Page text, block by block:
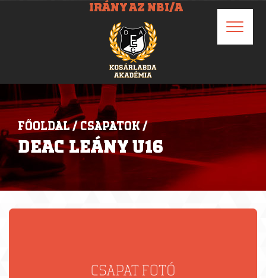
IRÁNY AZ NBI/A
FŐOLDAL / CSAPATOK /
DEAC LEÁNY U16